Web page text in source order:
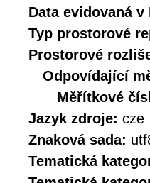
Data evidovaná
Typ prostorové
Prostorové
Odpovídající
Měřítkové
Jazyk zdroje: cze
Znaková sada:
Tematická